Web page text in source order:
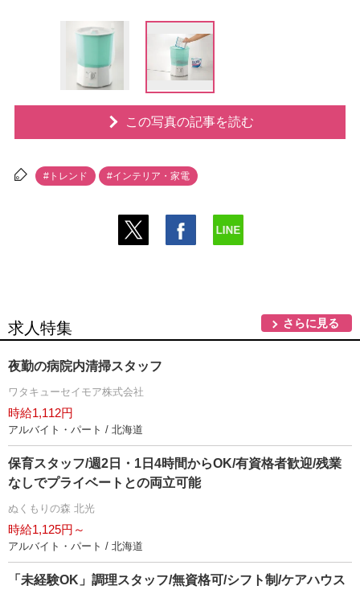
この写真の記事を読む
#トレンド #インテリア・家電
求人特集 さらに見る
夜勤の病院内清掃スタッフ
ワタキューセイモア株式会社
時給1,112円
アルバイト・パート / 北海道
保育スタッフ/週2日・1日4時間からOK/有資格者歓迎/残業
なしでプライベートとの両立可能
ぬくもりの森 北光
時給1,125円～
アルバイト・パート / 北海道
「未経験OK」調理スタッフ/無資格可/シフト制/ケアハウス